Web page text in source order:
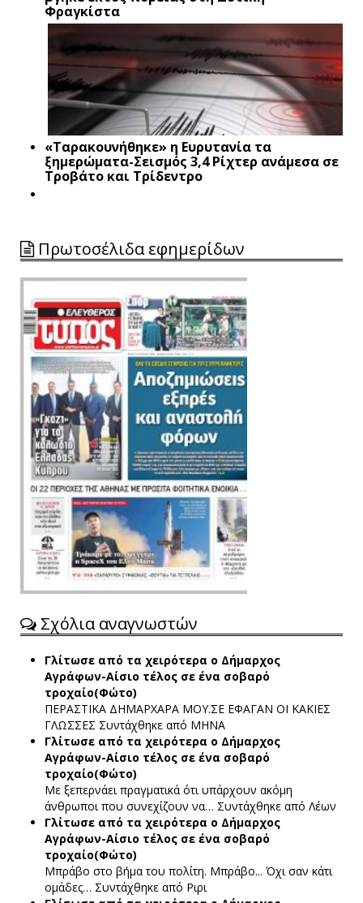
Φραγκίστα
«Ταρακουνήθηκε» η Ευρυτανία τα
ξημερώματα-Σεισμός 3,4 Ρίχτερ ανάμεσα σε
Τροβάτο και Τρίδεντρο
Πρωτοσέλιδα εφημερίδων
Σχόλια αναγνωστών
Γλίτωσε από τα χειρότερα ο Δήμαρχος
Αγράφων-Αίσιο τέλος σε ένα σοβαρό
τροχαίο(Φώτο)
ΠΕΡΑΣΤΙΚΑ ΔΗΜΑΡΧΑΡΑ ΜΟΥ.ΣΕ ΕΦΑΓΑΝ ΟΙ ΚΑΚΙΕΣ
ΓΛΩΣΣΕΣ Συντάχθηκε από ΜΗΝΑ
Γλίτωσε από τα χειρότερα ο Δήμαρχος
Αγράφων-Αίσιο τέλος σε ένα σοβαρό
τροχαίο(Φώτο)
Με ξεπερνάει πραγματικά ότι υπάρχουν ακόμη
άνθρωποι που συνεχίζουν να… Συντάχθηκε από Λέων
Γλίτωσε από τα χειρότερα ο Δήμαρχος
Αγράφων-Αίσιο τέλος σε ένα σοβαρό
τροχαίο(Φώτο)
Μπράβο στο βήμα του πολίτη. Μπράβο... Όχι σαν κάτι
ομάδες… Συντάχθηκε από Ριρι